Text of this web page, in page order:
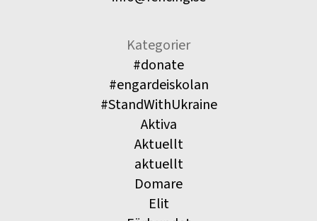
Kategorier
#donate
#engardeiskolan
#StandWithUkraine
Aktiva
Aktuellt
aktuellt
Domare
Elit